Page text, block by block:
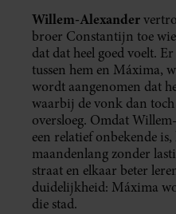
Willem-Alexander
broer Constantijn toe
dat dat heel goed voelt.
tussen hem en Máxima,
wordt aangenomen dat
waarbij de vonk dan
oversloeg. Omdat
een relatief onbekende
maandenlang zonder
straat en elkaar beter
duidelijkheid: Máxima
die stad.